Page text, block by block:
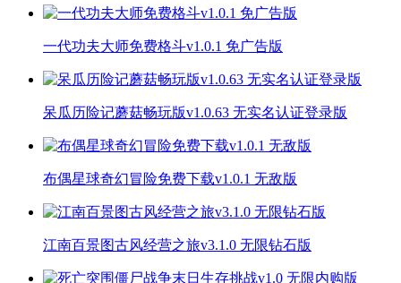
一代功夫大师免费格斗v1.0.1 免广告版
呆瓜历险记蘑菇畅玩版v1.0.63 无实名认证登录版
布偶星球奇幻冒险免费下载v1.0.1 无敌版
江南百景图古风经营之旅v3.1.0 无限钻石版